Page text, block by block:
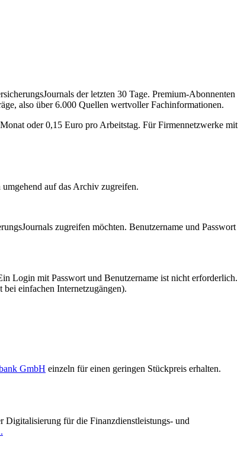
der letzten 30 Tage. Premium-Abonnenten
also über 6.000 Quellen wertvoller Fachinformationen.
oder 0,15 Euro pro Arbeitstag. Für Firmennetzwerke mit
auf das Archiv zugreifen.
zugreifen möchten. Benutzername und Passwort
Login mit Passwort und Benutzername ist nicht erforderlich.
einfachen Internetzugängen).
GmbH einzeln für einen geringen Stückpreis erhalten.
Digitalisierung für die Finanzdienstleistungs- und